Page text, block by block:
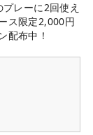
レーに2回使え
ス限定2,000円
配布中！